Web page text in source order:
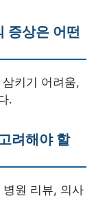
증상은 어떤
키기 어려움,
.
려해야 할
원 리뷰, 의사